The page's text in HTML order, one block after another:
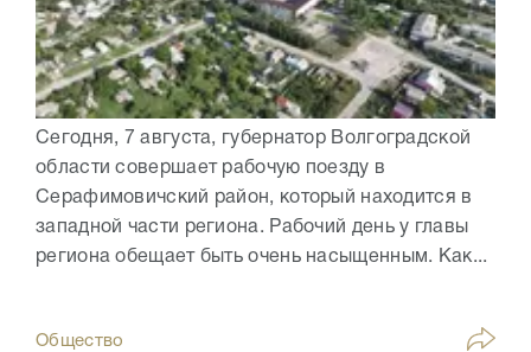
Сегодня, 7 августа, губернатор Волгоградской
области совершает рабочую поезду в
Серафимовичский район, который находится в
западной части региона. Рабочий день у главы
региона обещает быть очень насыщенным. Как...
Общество